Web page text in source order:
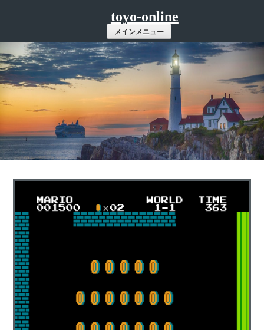
ツ
へ
ス
キ
ッ
プ
toyo-online
メインメニュー